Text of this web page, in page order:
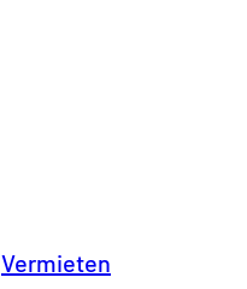
Vermieten